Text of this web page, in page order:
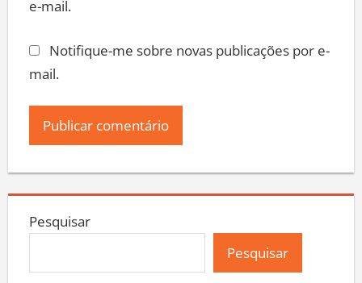
e-mail.
Notifique-me sobre novas publicações por e-
mail.
Pesquisar
Pesquisar